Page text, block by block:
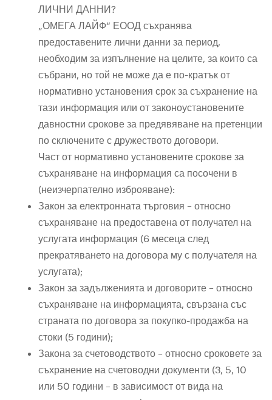
ЛИЧНИ ДАННИ?
„ОМЕГА ЛАЙФ“ ЕООД съхранява
предоставените лични данни за период,
необходим за изпълнение на целите, за които са
събрани, но той не може да е по-кратък от
нормативно установения срок за съхранение на
тази информация или от законоустановените
давностни срокове за предявяване на претенции
по сключените с дружеството договори.
Част от нормативно установените срокове за
съхраняване на информация са посочени в
(неизчерпателно изброяване):
Закон за електронната търговия – относно
съхраняване на предоставена от получател на
услугата информация (6 месеца след
прекратяването на договора му с получателя на
услугата);
Закон за задълженията и договорите – относно
съхраняване на информацията, свързана със
страната по договора за покупко-продажба на
стоки (5 години);
Закона за счетоводството – относно сроковете за
съхранение на счетоводни документи (3, 5, 10
или 50 години – в зависимост от вида на